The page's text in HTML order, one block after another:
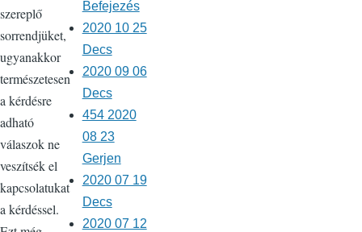
szereplő
sorrendjüket,
ugyanakkor
természetesen
a kérdésre
adható
válaszok ne
veszítsék el
kapcsolatukat
a kérdéssel.
Befejezés
2020 10 25
Decs
2020 09 06
Decs
454 2020
08 23
Gerjen
2020 07 19
Decs
2020 07 12